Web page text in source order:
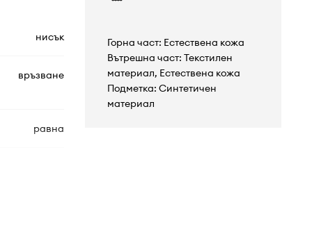
нисък
връзване
равна
Горна част: Естествена кожа
Вътрешна част: Текстилен
материал, Естествена кожа
Подметка: Синтетичен
материал